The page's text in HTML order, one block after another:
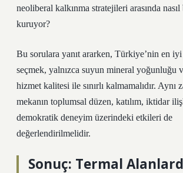
neoliberal kalkınma stratejileri arasında
kuruyor?
Bu sorulara yanıt ararken, Türkiye’nin en iyi
seçmek, yalnızca suyun mineral yoğunluğu
hizmet kalitesi ile sınırlı kalmamalıdır. Aynı
mekanın toplumsal düzen, katılım, iktidar
demokratik deneyim üzerindeki etkileri de
değerlendirilmelidir.
Sonuç: Termal